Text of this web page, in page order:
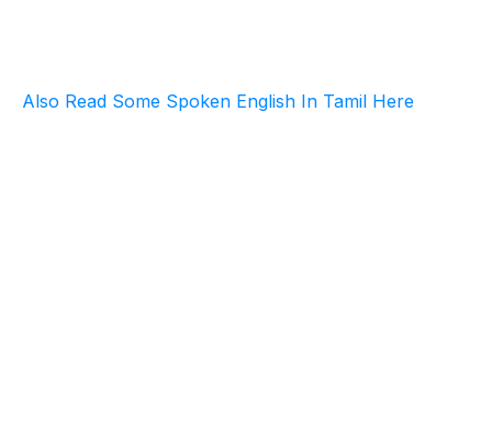
Also Read Some Spoken English In Tamil Here